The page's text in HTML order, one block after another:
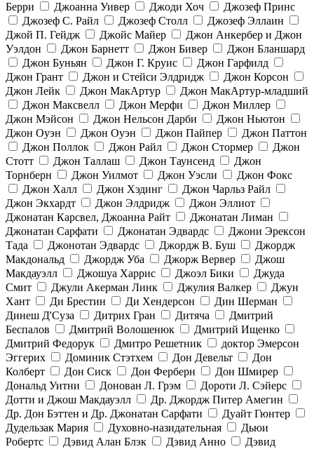
Берри
Джоанна Уивер Джоди Хоч
Джозеф Принс
Джозеф С. Райл
Джозеф Столл
Джозеф Эллаин
Джой П. Гейдж
Джойс Майер
Джон Анкербер и Джон
Уэлдон
Джон Барнетт Джон Бивер
Джон Бланшард
Джон Буньян
Джон Г. Круис
Джон Гарфилд
Джон Грант
Джон и Стейси Элдридж
Джон Корсон
Джон Лейк
Джон МакАртур
Джон МакАртур-младший
Джон Максвелл
Джон Мерфи
Джон Миллер
Джон Мэйсон
Джон Нельсон Дарби
Джон Ньютон
Джон Оуэн
Джон Оуэн Джон Пайпер
Джон Паттон
Джон Поллок
Джон Райл Джон Стормер
Джон
Стотт
Джон Таллаш Джон Таунсенд
Джон
Торнберн
Джон Уилмот Джон Уэсли
Джон Фокс
Джон Халл
Джон Хэдинг
Джон Чарльз Райл
Джон Экхардт
Джон Элдридж
Джон Эллиот
Джонатан Карсвел, Джоанна Райт
Джонатан Лиман
Джонатан Сарфати
Джонатан Эдвардс
Джони Эрексон
Тада
Джонотан Эдвардс Джордж В. Буш
Джордж
Макдональд
Джордж Уба Джорж Вервер
Джош
Макдауэлл
Джошуа Харрис Джоэл Бики
Джуда
Смит
Джули Акерман Линк Джулия Валкер
Джун
Хант
Ди Брестин Ди Хендерсон
Дин Шерман
Динеш Д'Суза
Дитрих Гран Дитяча
Дмитрий
Беспалов
Дмитрий Волошенюк
Дмитрий Ищенко
Дмитрий Федорук
Дмитро Решетник
доктор Эмерсон
Эггерих
Доминик Стэтхем Дон Девельт
Дон
Колберт
Дон Сиск Дон Ферберн
Дон Шмирер
Дональд Уитни
Донован Л. Грэм
Дороти Л. Сэйерс
Дотти и Джош Макдауэлл
Др. Джордж Питер Амегин
Др. Дон Бэттен и Др. Джонатан Сарфати
Дуайт Гюнтер
Дудельзак Мария
Духовно-назидательная
Дьюи
Робертс
Дэвид Алан Блэк Дэвид Анно
Дэвид